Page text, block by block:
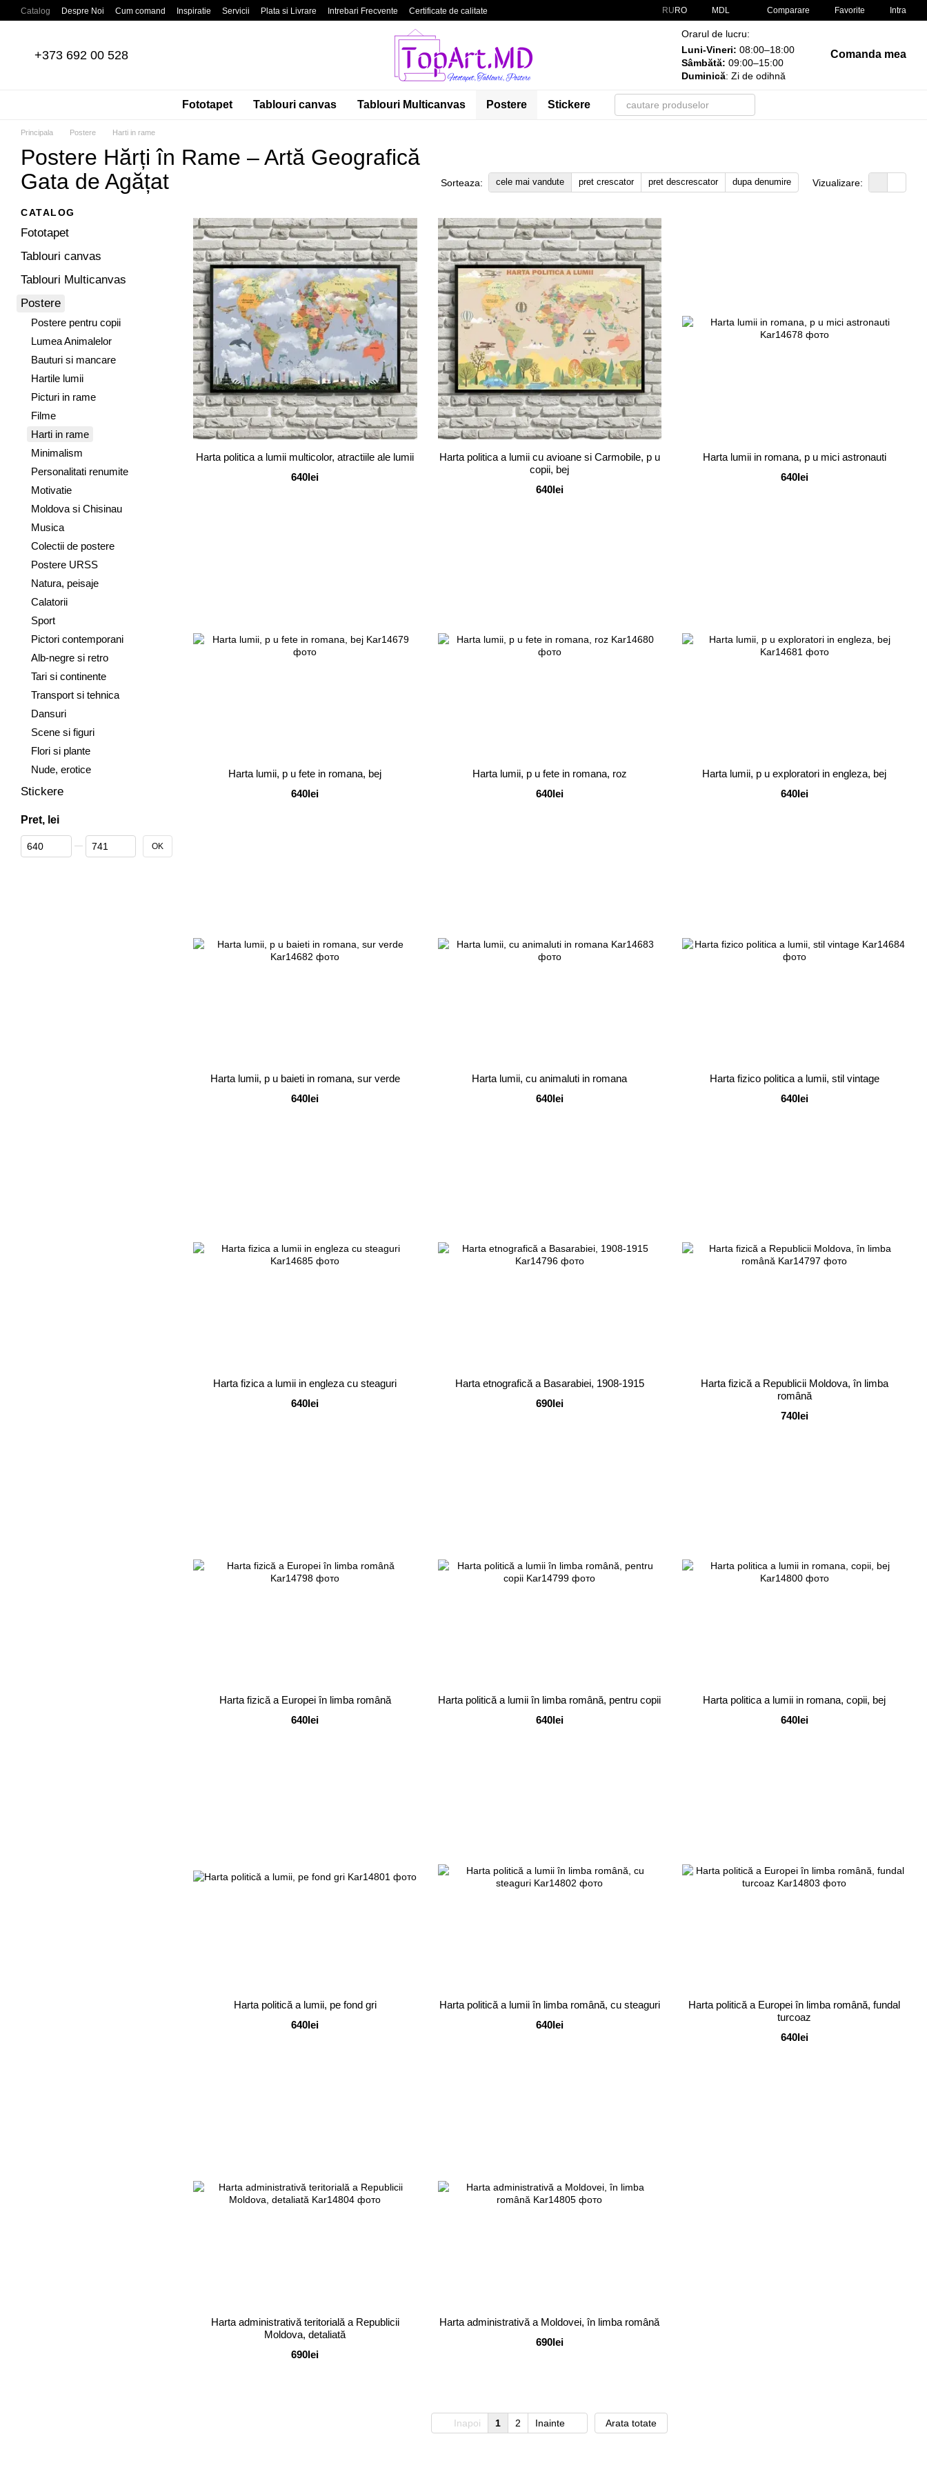
Mergi la conținutul principal
Catalog Despre Noi Cum comand Inspiratie Servicii Plata si Livrare Intrebari Frecvente
Certificate de calitate
RU RO MDL Comparare Favorite Intra
+373 692 00 528
Orarul de lucru:
Luni-Vineri: 08:00–18:00
Sâmbătă: 09:00–15:00
Duminică: Zi de odihnă
Comanda mea
Fototapet Tablouri canvas Tablouri Multicanvas Postere Stickere
Principala Postere Harti in rame
Postere Hărți în Rame – Artă Geografică
Gata de Agățat
Sorteaza: cele mai vandute pret crescator pret descrescator dupa denumire Vizualizare:
Harta politica a lumii multicolor, atractiile ale lumii
640lei
Harta politica a lumii cu avioane si Carmobile, p u
copii, bej
640lei
Harta lumii in romana, p u mici astronauti
640lei
Harta lumii, p u fete in romana, bej
640lei
Harta lumii, p u fete in romana, roz
640lei
Harta lumii, p u exploratori in engleza, bej
640lei
Harta lumii, p u baieti in romana, sur verde
640lei
Harta lumii, cu animaluti in romana
640lei
Harta fizico politica a lumii, stil vintage
640lei
Harta fizica a lumii in engleza cu steaguri
640lei
Harta etnografică a Basarabiei, 1908-1915
690lei
Harta fizică a Republicii Moldova, în limba
română
740lei
Harta fizică a Europei în limba română
640lei
Harta politică a lumii în limba română, pentru copii
640lei
Harta politica a lumii in romana, copii, bej
640lei
Harta politică a lumii, pe fond gri
640lei
Harta politică a lumii în limba română, cu steaguri
640lei
Harta politică a Europei în limba română, fundal
turcoaz
640lei
Harta administrativă teritorială a Republicii
Moldova, detaliată
690lei
Harta administrativă a Moldovei, în limba română
690lei
Inapoi 1 2 Inainte Arata totate
CATALOG
Fototapet
Tablouri canvas
Tablouri Multicanvas
Postere
Postere pentru copii
Lumea Animalelor
Bauturi si mancare
Hartile lumii
Picturi in rame
Filme
Harti in rame
Minimalism
Personalitati renumite
Motivatie
Moldova si Chisinau
Musica
Colectii de postere
Postere URSS
Natura, peisaje
Calatorii
Sport
Pictori contemporani
Alb-negre si retro
Tari si continente
Transport si tehnica
Dansuri
Scene si figuri
Flori si plante
Nude, erotice
Stickere
Pret, lei
De la Pret, lei
Până la Pret, lei OK